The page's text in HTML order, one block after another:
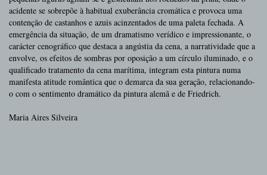
acidente se sobrepõe à habitual exuberância cromática e provoca uma
contenção de castanhos e azuis acinzentados de uma paleta fechada. A
emergência da situação, de um dramatismo verídico e impressionante, o
carácter cenográfico que destaca a angústia da cena, a narratividade que a
envolve, os efeitos de sombras por oposição a um círculo iluminado, e o
qualificado tratamento da cena marítima, integram esta pintura numa
manifesta atitude romântica que o demarca da sua geração, relacionando-
o com o sentimento dramático da pintura alemã e de Friedrich.
Maria Aires Silveira